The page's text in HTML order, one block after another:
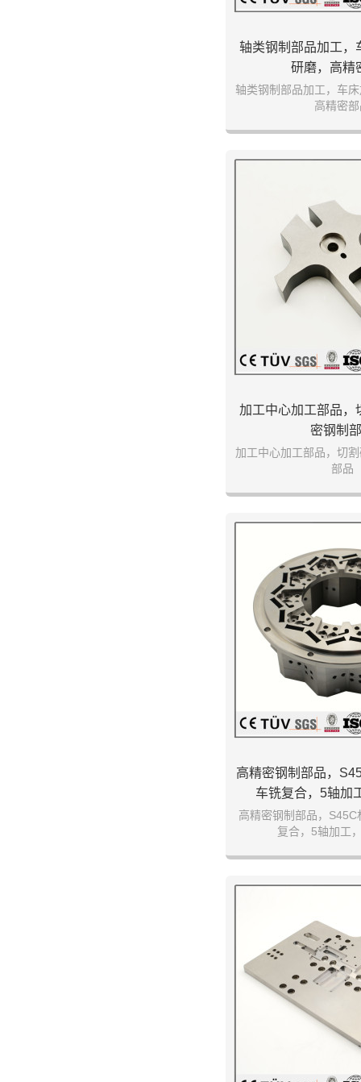
轴类钢制部品加工，
研磨，高精
轴类钢制部品加工，车
高精密
加工中心加工部品，
密钢制
加工中心加工部品，切
部品
高精密钢制部品，
车铣复合，5轴加
高精密钢制部品，
复合，5轴加工